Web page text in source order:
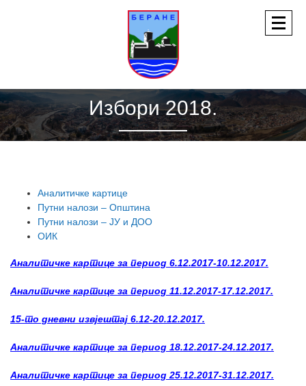
Избори 2018.
Аналитичке картице
Путни налози – Општина
Путни налози – ЈУ и ДОО
ОИК
Аналитичке картице за период 6.12.2017-10.12.2017.
Аналитичке картице за период 11.12.2017-17.12.2017.
15-то дневни извјештај 6.12-20.12.2017.
Аналитичке картице за период 18.12.2017-24.12.2017.
Аналитичке картице за период 25.12.2017-31.12.2017.